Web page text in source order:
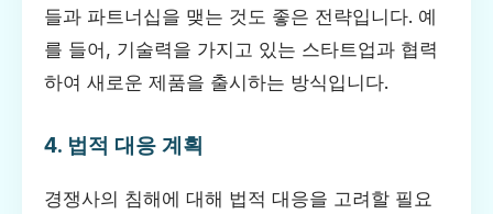
들과 파트너십을 맺는 것도 좋은 전략입니다. 예
를 들어, 기술력을 가지고 있는 스타트업과 협력
하여 새로운 제품을 출시하는 방식입니다.
4. 법적 대응 계획
경쟁사의 침해에 대해 법적 대응을 고려할 필요